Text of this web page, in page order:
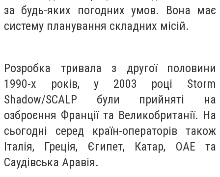
за будь-яких погодних умов. Вона має
систему планування складних місій.
Розробка тривала з другої половини
1990-х років, у 2003 році Storm
Shadow/SCALP були прийняті на
озброєння Франції та Великобританії. На
сьогодні серед країн-операторів також
Італія, Греція, Єгипет, Катар, ОАЕ та
Саудівська Аравія.